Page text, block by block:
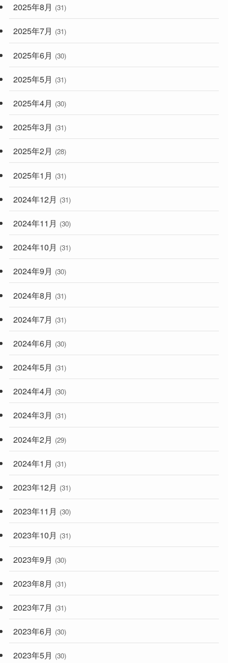
2025年8月 (31)
2025年7月 (31)
2025年6月 (30)
2025年5月 (31)
2025年4月 (30)
2025年3月 (31)
2025年2月 (28)
2025年1月 (31)
2024年12月 (31)
2024年11月 (30)
2024年10月 (31)
2024年9月 (30)
2024年8月 (31)
2024年7月 (31)
2024年6月 (30)
2024年5月 (31)
2024年4月 (30)
2024年3月 (31)
2024年2月 (29)
2024年1月 (31)
2023年12月 (31)
2023年11月 (30)
2023年10月 (31)
2023年9月 (30)
2023年8月 (31)
2023年7月 (31)
2023年6月 (30)
2023年5月 (30)